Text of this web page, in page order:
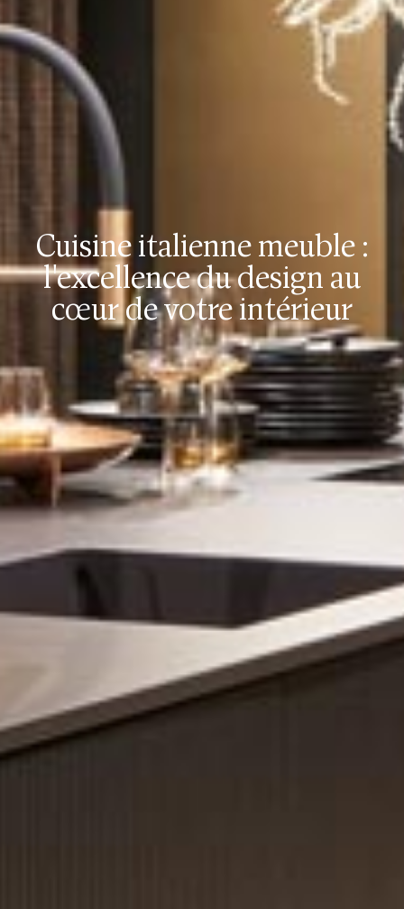
Cuisine italienne meuble :
l'excellence du design au
cœur de votre intérieur